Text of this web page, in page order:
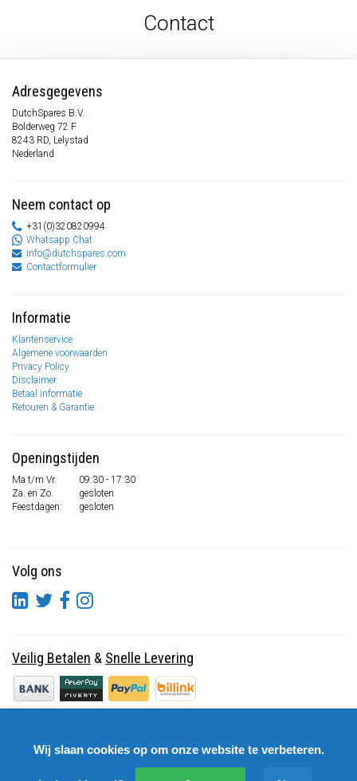
Contact
Adresgegevens
DutchSpares B.V.
Bolderweg 72 F
8243 RD, Lelystad
Nederland
Neem contact op
+31(0)320820994
Whatsapp Chat
info@dutchspares.com
Contactformulier
Informatie
Klantenservice
Algemene voorwaarden
Privacy Policy
Disclaimer
Betaal informatie
Retouren & Garantie
Openingstijden
Ma t/m Vr.
09:30 - 17:30
Za. en Zo.
gesloten
Feestdagen:
gesloten
Volg ons
Veilig Betalen & Snelle Levering
Wij slaan cookies op om onze website te verbeteren.